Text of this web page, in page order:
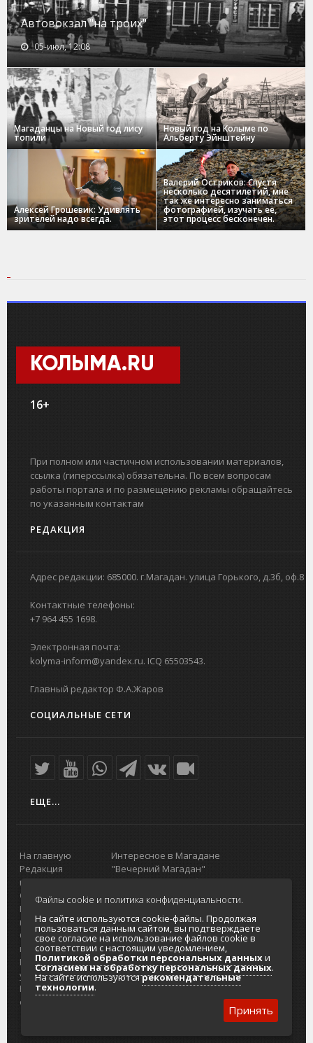
Автовокзал "на троих"
05-июл, 12:08
Магаданцы на Новый год лису
топили
Новый год на Колыме по
Альберту Эйнштейну
Алексей Грошевик: Удивлять
зрителей надо всегда.
Валерий Остриков: Спустя
несколько десятилетий, мне
так же интересно заниматься
фотографией, изучать ее,
этот процесс бесконечен.
КОЛЫМА.RU
16+
При полном или частичном использовании материалов,
ссылка (гиперссылка) обязательна. По всем вопросам
работы портала и по размещению рекламы обращайтесь
по указанным контактам
РЕДАКЦИЯ
Адрес редакции: 685000. г.Магадан. улица Горького, д.3б, оф.8
Контактные телефоны:
+7 964 455 1698.
Электронная почта:
kolyma-inform@yandex.ru. ICQ 65503543.
Главный редактор Ф.А.Жаров
СОЦИАЛЬНЫЕ СЕТИ
ЕЩЕ...
На главную
Редакция
портала
О проекте
Реклама на
портале
Отзывы и
предложения
Интернет-
услуги
Разработка
сайтов
Интересное в Магадане
"Вечерний Магадан"
Городская доска объявлений
Реклама
Главный туристический портал
Колымы
Политика в отношении обработки
персональных данных
Согласие на обработку персональных
данных
Файлы cookie и политика конфиденциальности.
На сайте используются cookie-файлы. Продолжая
пользоваться данным сайтом, вы подтверждаете
свое согласие на использование файлов cookie в
соответствии с настоящим уведомлением,
Политикой обработки персональных данныхи
Согласием на обработку персональных данных.
На сайте используютсярекомендательные
технологии.
Принять